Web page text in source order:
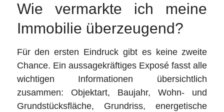
Wie vermarkte ich meine
Immobilie überzeugend?
Für den ersten Eindruck gibt es keine zweite
Chance. Ein aussagekräftiges Exposé fasst alle
wichtigen Informationen übersichtlich
zusammen: Objektart, Baujahr, Wohn- und
Grundstücksfläche, Grundriss, energetische